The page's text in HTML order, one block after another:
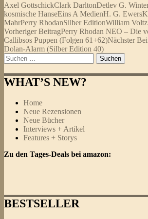
Axel GottschickClark DarltonDetlev G.
kosmische HanseEins A MedienH. G. Ewers
MahrPerry RhodanSilber EditionWilliam Voltz
Beitragsnavigation
Vorheriger BeitragPerry Rhodan NEO – Die
Callibsos Puppen (Folgen 61+62)Nächster
Dolan-Alarm (Silber Edition 40)
Suchen
nach:
WHAT’S NEW?
Home
Neue Rezensionen
Neue Bücher
Interviews + Artikel
Features + Storys
Zu den Tages-Deals bei amazon:
BESTSELLER